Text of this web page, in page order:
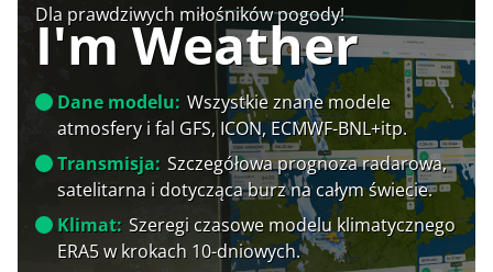
Dla prawdziwych miłośników pogody!
I'm Weather
Dane modelu: Wszystkie znane modele
atmosfery i fal GFS, ICON, ECMWF-BNL+itp.
Transmisja: Szczegółowa prognoza radarowa,
satelitarna i dotycząca burz na całym świecie.
Klimat: Szeregi czasowe modelu klimatycznego
ERA5 w krokach 10-dniowych.